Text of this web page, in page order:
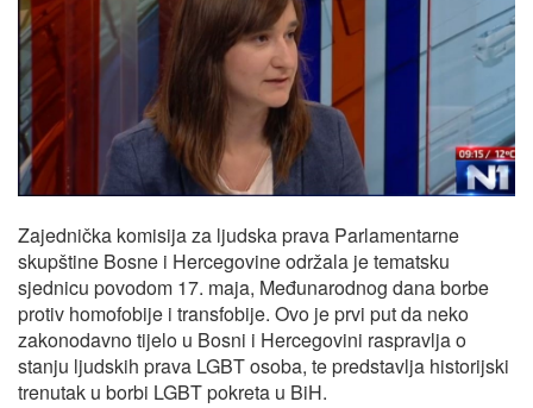
Zajednička komisija za ljudska prava Parlamentarne
skupštine Bosne i Hercegovine održala je tematsku
sjednicu povodom 17. maja, Međunarodnog dana borbe
protiv homofobije i transfobije. Ovo je prvi put da neko
zakonodavno tijelo u Bosni i Hercegovini raspravlja o
stanju ljudskih prava LGBT osoba, te predstavlja historijski
trenutak u borbi LGBT pokreta u BiH.